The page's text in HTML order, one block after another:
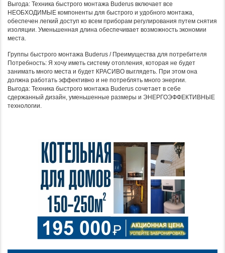
Выгода: Техника быстрого монтажа Buderus включает все
НЕОБХОДИМЫЕ компоненты для быстрого и удобного монтажа,
обеспечен легкий доступ ко всем приборам регулирования путем снятия
изоляции. Уменьшенная длина обеспечивает возможность экономии
места.
Группы быстрого монтажа Buderus / Преимущества для потребителя
Потребность: Я хочу иметь систему отопления, которая не будет
занимать много места и будет КРАСИВО выглядеть. При этом она
должна работать эффективно и не потреблять много энергии.
Выгода: Техника быстрого монтажа Buderus сочетает в себе
сдержанный дизайн, уменьшенные размеры и ЭНЕРГОЭФФЕКТИВНЫЕ
технологии.